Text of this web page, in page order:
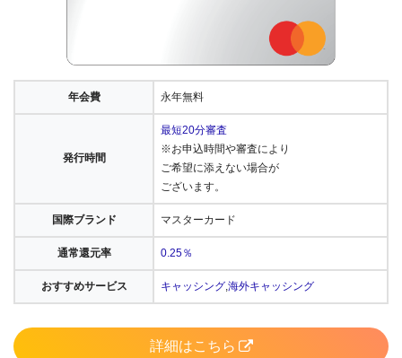
年会費 永年無料
発行時間
最短20分審査
※お申込時間や審査により
ご希望に添えない場合が
ございます。
国際ブランド マスターカード
通常還元率 0.25％
おすすめサービス キャッシング,海外キャッシング
詳細はこちら